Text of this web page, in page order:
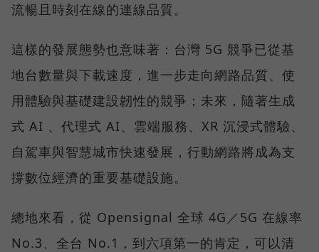
流暢且時刻在線的連線品質。
這樣的發展態勢也意味著：台灣 5G 競爭已從基
地台數量與下載速度，進一步走向網路品質、使
用體驗與基礎建設韌性的競爭；未來，隨著生成
式 AI 、代理式 AI、雲端服務、XR 沉浸式體驗、
自駕車與智慧城市快速發展，行動網路將成為支
撐數位經濟的重要基礎設施。
總地來看，從 Opensignal 全球 4G／5G 在線率
No.3、全台 No.1，到六項第一的肯定，可以清